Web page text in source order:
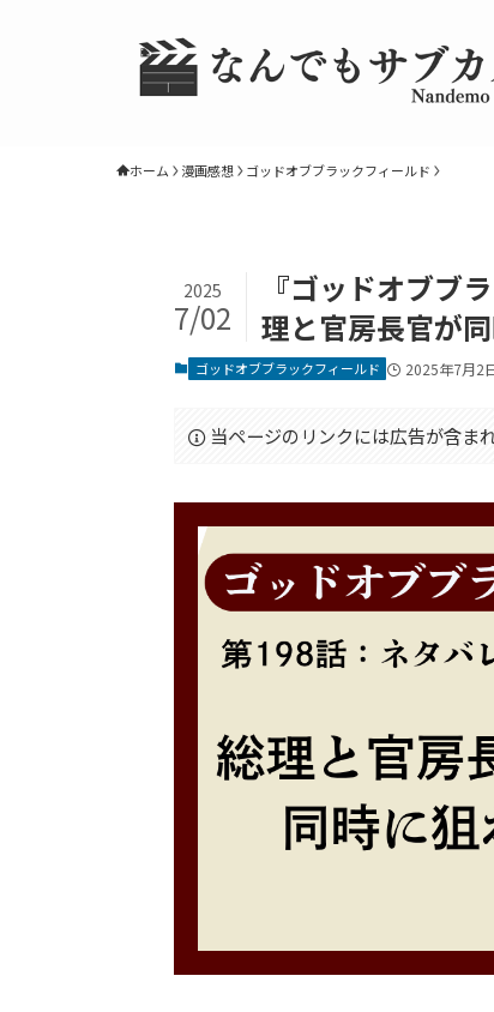
ホーム 漫画感想 ゴッドオブブラックフィールド
『ゴッドオブブ
理と官房長官が
2025
7/02
ゴッドオブブラックフィールド 2025年7月2
当ページのリンクには広告が含ま